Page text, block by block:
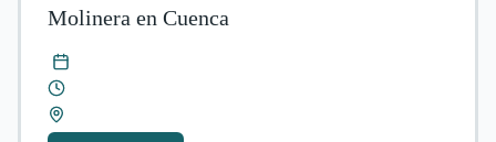
Molinera en Cuenca